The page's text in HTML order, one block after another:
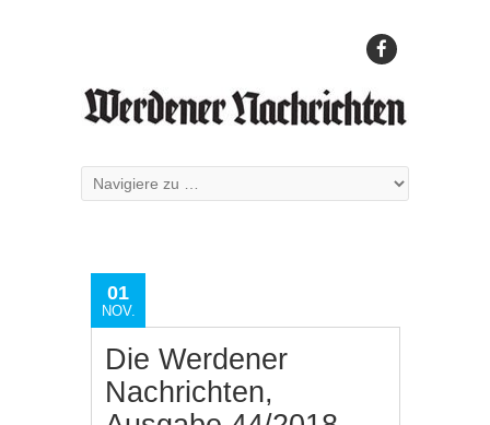
01
NOV.
Die Werdener
Nachrichten,